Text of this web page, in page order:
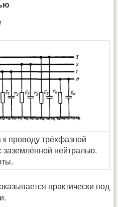
проводу трёхфазной
заземлённой нейтралью.
практически под